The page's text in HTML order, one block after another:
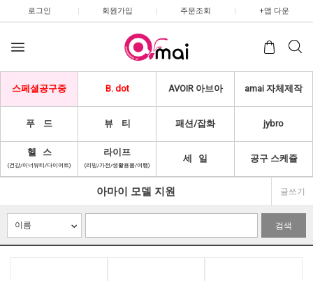
로그인 | 회원가입 | 주문조회 | +앱 다운
스페셜공구중 B. dot AVOIR 아브아 amai 자체제작
푸 드 뷰 티 패션/잡화 jybro
헬 스
(건강/이너뷰티/다이어트)
라이프
(리빙/가전/생활용품/여행)
세 일 공구 스케쥴
아마이 모델 지원 글쓰기
검색